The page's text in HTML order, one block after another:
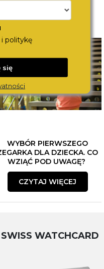
WYBÓR PIERWSZEGO
DLA DZIECKA. CO
WZIĄĆ POD UWAGĘ?
CZYTAJ WIĘCEJ
SWISS WATCHCARD
politykę
się